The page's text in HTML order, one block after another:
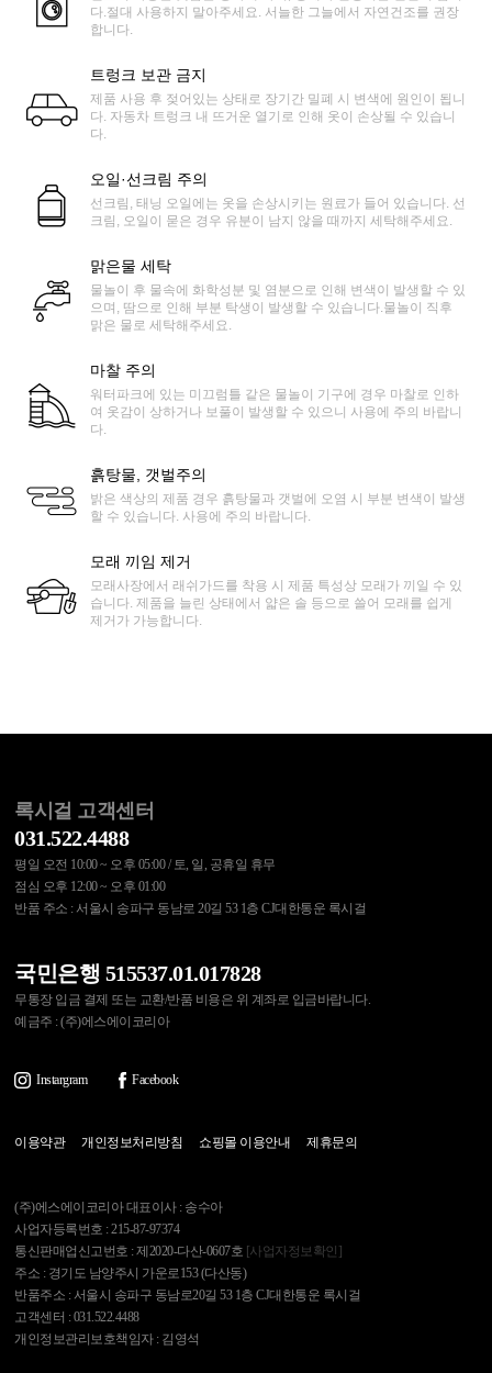
다.절대 사용하지 말아주세요. 서늘한 그늘에서 자연건조를 권장
합니다.
트렁크 보관 금지
제품 사용 후 젖어있는 상태로 장기간 밀폐 시 변색에 원인이 됩니
다. 자동차 트렁크 내 뜨거운 열기로 인해 옷이 손상될 수 있습니
다.
오일·선크림 주의
선크림, 태닝 오일에는 옷을 손상시키는 원료가 들어 있습니다. 선
크림, 오일이 묻은 경우 유분이 남지 않을 때까지 세탁해주세요.
맑은물 세탁
물놀이 후 물속에 화학성분 및 염분으로 인해 변색이 발생할 수 있
으며, 땀으로 인해 부분 탁생이 발생할 수 있습니다.물놀이 직후
맑은 물로 세탁해주세요.
마찰 주의
워터파크에 있는 미끄럼틀 같은 물놀이 기구에 경우 마찰로 인하
여 옷감이 상하거나 보풀이 발생할 수 있으니 사용에 주의 바랍니
다.
흙탕물, 갯벌주의
밝은 색상의 제품 경우 흙탕물과 갯벌에 오염 시 부분 변색이 발생
할 수 있습니다. 사용에 주의 바랍니다.
모래 끼임 제거
모래사장에서 래쉬가드를 착용 시 제품 특성상 모래가 끼일 수 있
습니다. 제품을 늘린 상태에서 얇은 솔 등으로 쓸어 모래를 쉽게
제거가 가능합니다.
록시걸 고객센터
031.522.4488
평일 오전 10:00 ~ 오후 05:00 / 토, 일, 공휴일 휴무
점심 오후 12:00 ~ 오후 01:00
반품 주소 : 서울시 송파구 동남로 20길 53 1층 CJ대한통운 록시걸
국민은행 515537.01.017828
무통장 입금 결제 또는 교환/반품 비용은 위 계좌로 입금바랍니다.
예금주 : (주)에스에이코리아
Instargram Facebook
이용약관 개인정보처리방침 쇼핑몰 이용안내 제휴문의
(주)에스에이코리아 대표이사 : 송수아
사업자등록번호 : 215-87-97374
통신판매업신고번호 : 제2020-다산-0607호 [사업자정보확인]
주소 : 경기도 남양주시 가운로153 (다산동)
반품주소 : 서울시 송파구 동남로20길 53 1층 CJ대한통운 록시걸
고객센터 : 031.522.4488
개인정보관리보호책임자 : 김영석